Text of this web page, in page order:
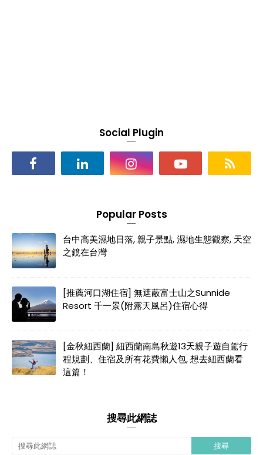
Social Plugin
Popular Posts
台中高美濕地日落, 親子景點, 濕地生態觀察, 天空
之鏡在台灣
[推薦河口湖住宿] 無遮蔽富士山之Sunnide
Resort 千一景(附露天風呂)住宿心得
[金秋紐西蘭] 紐西蘭南島秋遊13天親子遊自駕行
程規劃、住宿及所有花費懶人包, 想去紐西蘭看
這篇！
搜尋此網誌